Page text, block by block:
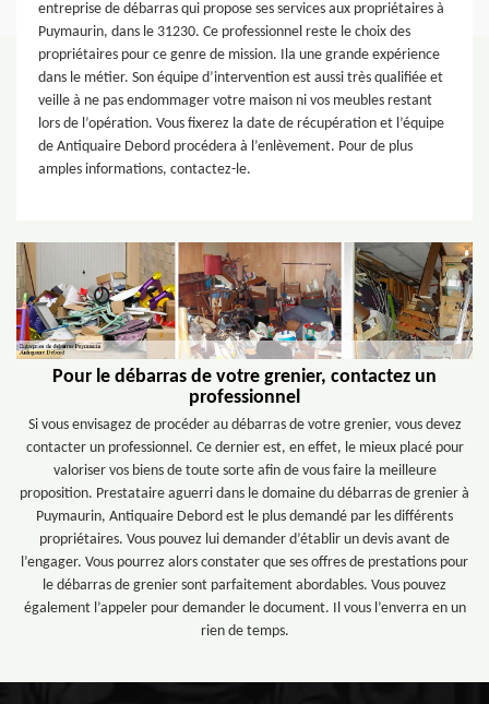
entreprise de débarras qui propose ses services aux propriétaires à
Puymaurin, dans le 31230. Ce professionnel reste le choix des
propriétaires pour ce genre de mission. Ila une grande expérience
dans le métier. Son équipe d’intervention est aussi très qualifiée et
veille à ne pas endommager votre maison ni vos meubles restant
lors de l’opération. Vous fixerez la date de récupération et l’équipe
de Antiquaire Debord procédera à l’enlèvement. Pour de plus
amples informations, contactez-le.
Pour le débarras de votre grenier, contactez un
professionnel
Si vous envisagez de procéder au débarras de votre grenier, vous devez
contacter un professionnel. Ce dernier est, en effet, le mieux placé pour
valoriser vos biens de toute sorte afin de vous faire la meilleure
proposition. Prestataire aguerri dans le domaine du débarras de grenier à
Puymaurin, Antiquaire Debord est le plus demandé par les différents
propriétaires. Vous pouvez lui demander d’établir un devis avant de
l’engager. Vous pourrez alors constater que ses offres de prestations pour
le débarras de grenier sont parfaitement abordables. Vous pouvez
également l’appeler pour demander le document. Il vous l’enverra en un
rien de temps.